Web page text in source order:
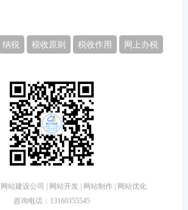
纳税 税收原则 税收作用 网上办税
站建设公司 | 网站开发 | 网站制作 | 网站优化
咨询电话：13160355545